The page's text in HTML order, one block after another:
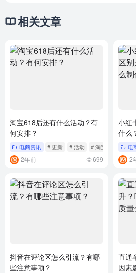
相关文章
淘宝618后还有什么活动？有
何安排？
电商资讯 # 更新 # 活动 # 淘宝
2年前 699
小红
什么
电
2
抖音在评论区怎么引流？有哪
些注意事项？
直通
因素